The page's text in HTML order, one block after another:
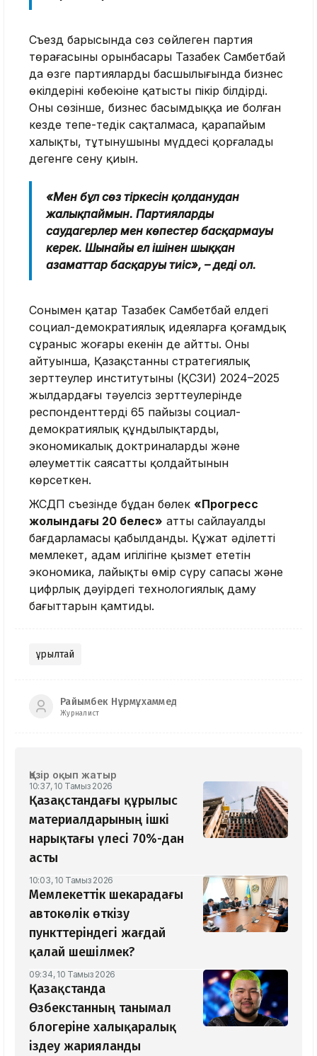
Съезд барысында сөз сөйлеген партия
төрағасының орынбасары Тазабек Самбетбай
да өзге партиялардың басшылығында бизнес
өкілдерінің көбеюіне қатысты пікір білдірді.
Оның сөзінше, бизнес басымдыққа ие болған
кезде тепе-теңдік сақталмаса, қарапайым
халықтың, тұтынушының мүддесі қорғалады
дегенге сену қиын.
«Мен бұл сөз тіркесін қолданудан
жалықпаймын. Партияларды
саудагерлер мен көпестер басқармауы
керек. Шынайы ел ішінен шыққан
азаматтар басқаруы тиіс», – деді ол.
Сонымен қатар Тазабек Самбетбай елдегі
социал-демократиялық идеяларға қоғамдық
сұраныс жоғары екенін де айтты. Оның
айтуынша, Қазақстанның стратегиялық
зерттеулер институтының (ҚСЗИ) 2024–2025
жылдардағы тәуелсіз зерттеулерінде
респонденттердің 65 пайызы социал-
демократиялық құндылықтарды,
экономикалық доктриналарды және
әлеуметтік саясатты қолдайтынын
көрсеткен.
ЖСДП съезінде бұдан бөлек «Прогресс
жолындағы 20 белес» атты сайлауалды
бағдарламасы қабылданды. Құжат әділетті
мемлекет, адам игілігіне қызмет ететін
экономика, лайықты өмір сүру сапасы және
цифрлық дәуірдегі технологиялық даму
бағыттарын қамтиды.
Құрылтай
Райымбек Нұрмұхаммед
Журналист
Қазір оқып жатыр
10:37, 10 Тамыз 2026
Қазақстандағы құрылыс
материалдарының ішкі
нарықтағы үлесі 70%-дан
асты
10:03, 10 Тамыз 2026
Мемлекеттік шекарадағы
автокөлік өткізу
пункттеріндегі жағдай
қалай шешілмек?
09:34, 10 Тамыз 2026
Қазақстанда
Өзбекстанның танымал
блогеріне халықаралық
іздеу жарияланды